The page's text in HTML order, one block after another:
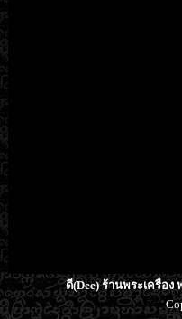
ดี(Dee) ร้านพระเครื่อ